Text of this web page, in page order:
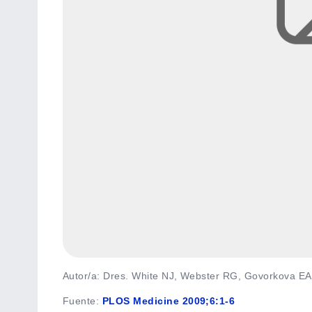
Autor/a: Dres. White NJ, Webster RG, Govorkova
Fuente: PLOS Medicine 2009;6:1-6